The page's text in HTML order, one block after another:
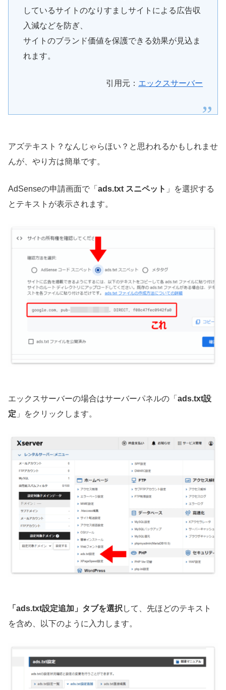
しているサイトのなりすましサイトによる広告収
入減などを防ぎ、
サイトのブランド価値を保護できる効果が見込ま
れます。
引用元： エックスサーバー
アズテキスト？なんじゃらほい？と思われるかもしれませ
んが、やり方は簡単です。
AdSenseの申請画面で「 ads.txt スニペット 」を選択する
とテキストが表示されます。
エックスサーバーの場合はサーバーパネルの「 ads.txt設
定 」をクリックします。
「ads.txt設定追加」タブを選択 して、先ほどのテキスト
を含め、以下のように入力します。